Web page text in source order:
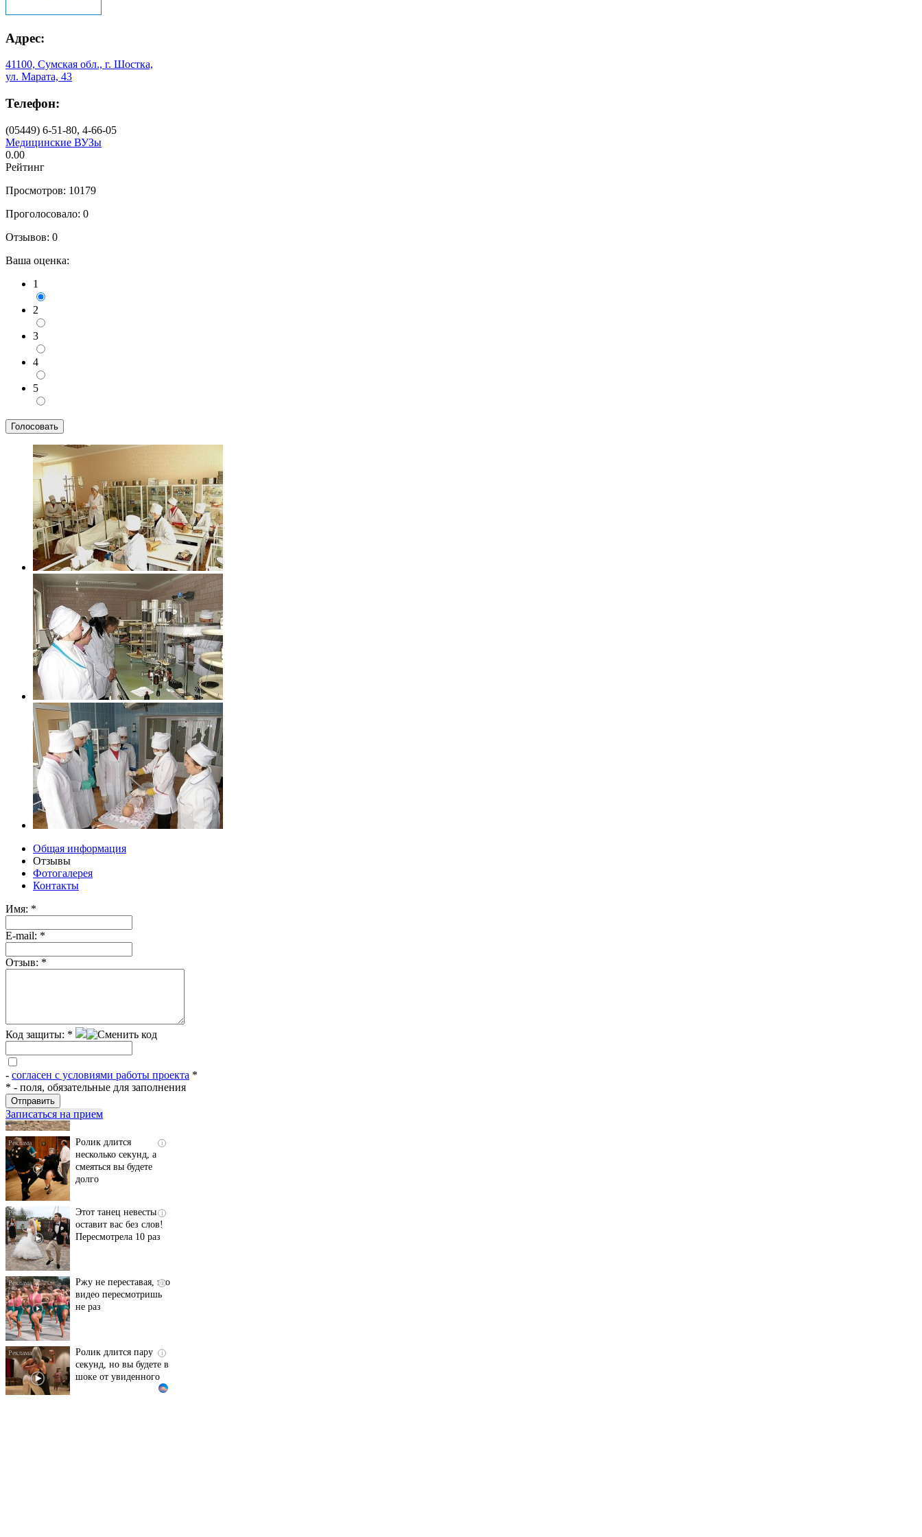
Адрес:
41100, Сумская обл., г. Шостка,
ул. Марата, 43
Телефон:
(05449) 6-51-80, 4-66-05
Медицинские ВУЗы
0.00
Рейтинг
Просмотров: 10179
Проголосовало: 0
Отзывов: 0
Ваша оценка:
1
2
3
4
5
Общая информация
Отзывы
Фотогалерея
Контакты
Имя: *
E-mail: *
Отзыв: *
Код защиты: *
- согласен с условиями работы проекта *
* - поля, обязательные для заполнения
Записаться на прием
Скрытая камера на
люди вытворяют, когда
их не видят...
несколько секунд, а
смеяться вы будете
долго
оставит вас без слов!
Пересмотрела 10 раз
видео пересмотришь
не раз
секунд, но вы будете в
шоке от увиденного